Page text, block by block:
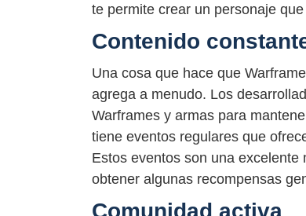
te permite crear un personaje
Contenido
Una cosa que hace que
agrega a menudo. Los
Warframes y armas para
tiene eventos regulares que
Estos eventos son una
obtener algunas recompensas
Comunidad activa